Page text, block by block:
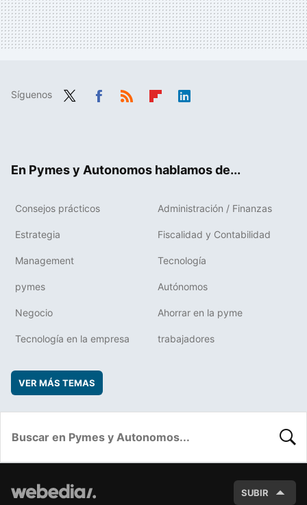
Síguenos
En Pymes y Autonomos hablamos de...
Consejos prácticos Administración / Finanzas
Estrategia Fiscalidad y Contabilidad
Management Tecnología
pymes Autónomos
Negocio Ahorrar en la pyme
Tecnología en la empresa trabajadores
VER MÁS TEMAS
SUBIR